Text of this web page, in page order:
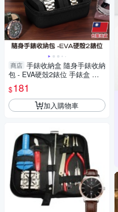
商店 手錶收納盒 隨身手錶收納
包 - EVA硬殼2錶位 手錶盒 攜
帶式錶盒 手錶收納 -輕居家891
4
$181
加入購物車